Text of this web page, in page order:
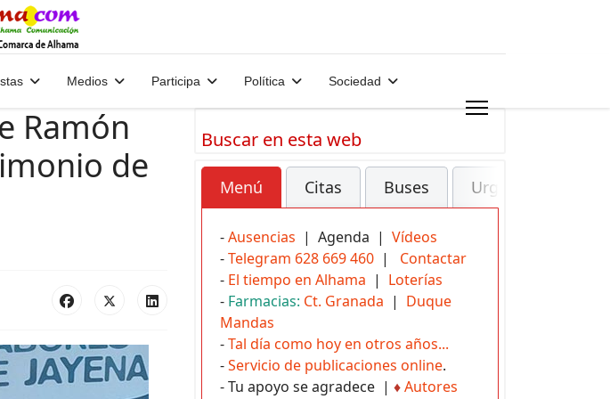
Medios Participa Política Sociedad
Ramón
de
Buscar en esta web
Menú Citas Buses Urgencias
-Ausencias | Agenda | Vídeos
-Telegram 628 669 460 | Contactar
- El tiempo en Alhama | Loterías
- Farmacias: Ct. Granada | Duque
Mandas
-Tal día como hoy en otros años...
-Servicio de publicaciones online.
- Tu apoyo se agradece | ♦Autores